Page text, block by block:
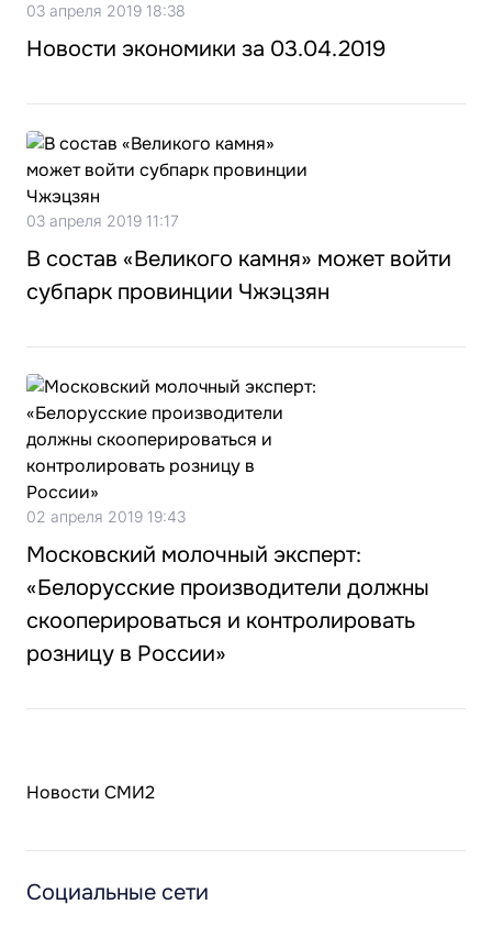
03 апреля 2019 18:38
Новости экономики за 03.04.2019
03 апреля 2019 11:17
В состав «Великого камня» может войти
субпарк провинции Чжэцзян
02 апреля 2019 19:43
Московский молочный эксперт:
«Белорусские производители должны
скооперироваться и контролировать
розницу в России»
Новости СМИ2
Социальные сети